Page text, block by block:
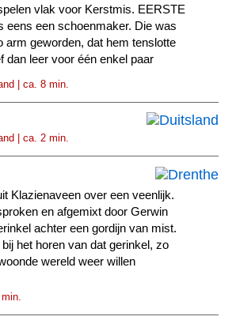
vlak voor Kerstmis. EERSTE
eens een schoenmaker. Die was
arm geworden, dat hem tenslotte
dan leer voor één enkel paar
| ca. 8 min.
| ca. 2 min.
Klazienaveen over een veenlijk.
en afgemixt door Gerwin
achter een gordijn van mist.
het horen van dat gerinkel, zo
wereld weer willen